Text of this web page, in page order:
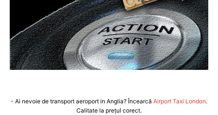
- Ai nevoie de transport aeroport in Anglia? Încearcă Airport Taxi London.
Calitate la prețul corect.